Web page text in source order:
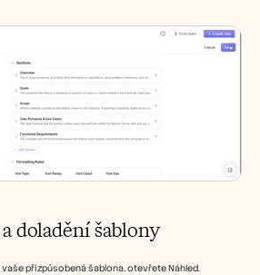
doladění šablony
přizpůsobená šablona, otevřete Náhled.